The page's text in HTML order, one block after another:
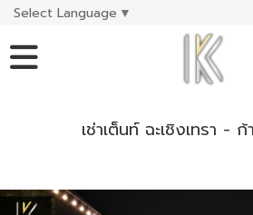
Select Language ▼
เช่าเต็นท์ ฉะเชิงเทรา -